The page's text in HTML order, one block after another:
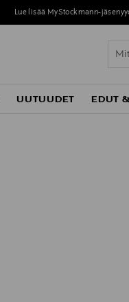
Lue lisää MyStockmann-
UUTUUDET EDUT